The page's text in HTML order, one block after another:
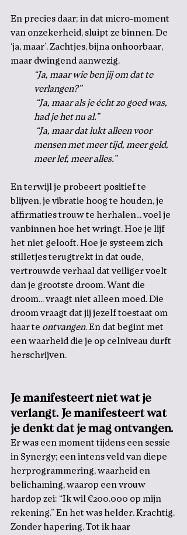
En precies daar; in dat micro-moment
van onzekerheid, sluipt ze binnen. De
‘ja, maar’. Zachtjes, bijna onhoorbaar,
maar dwingend aanwezig.
“Ja, maar wie ben jij om dat te
verlangen?”
had je het nu al.”
mensen met meer tijd, meer geld,
meer lef, meer alles.”
En terwijl je probeert positief te
blijven, je vibratie hoog te houden, je
affirmaties trouw te herhalen... voel je
vanbinnen hoe het wringt. Hoe je lijf
het niet gelooft. Hoe je systeem zich
stilletjes terugtrekt in dat oude,
vertrouwde verhaal dat veiliger voelt
dan je grootste droom. Want die
droom... vraagt niet alleen moed. Die
droom vraagt dat jij jezelf toestaat om
haar te ontvangen. En dat begint met
een waarheid die je op celniveau durft
herschrijven.
Je manifesteert niet wat je
verlangt. Je manifesteert wat
je denkt dat je mag ontvangen.
Er was een moment tijdens een sessie
in Synergy; een intens veld van diepe
herprogrammering, waarheid en
belichaming, waarop een vrouw
hardop zei: “Ik wil €200.000 op mijn
rekening.” En het was helder. Krachtig.
Zonder hapering. Tot ik haar